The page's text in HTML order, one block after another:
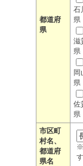
都道府
県
石
県
滋
県
岡
県
佐
県
市区町
村名、
都道府
県名
※